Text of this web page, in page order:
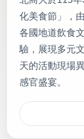
化美食節」，
各國地道飲食
驗，展現多元
天的活動現場
感官盛宴。